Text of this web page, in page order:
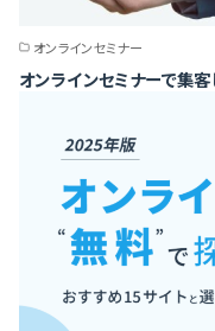
オンラインセミナー
オンラインセミナーで集客